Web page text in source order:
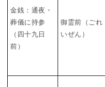
金銭：通夜・
葬儀に持参
（四十九日
前）
御霊前（ごれ
いぜん）